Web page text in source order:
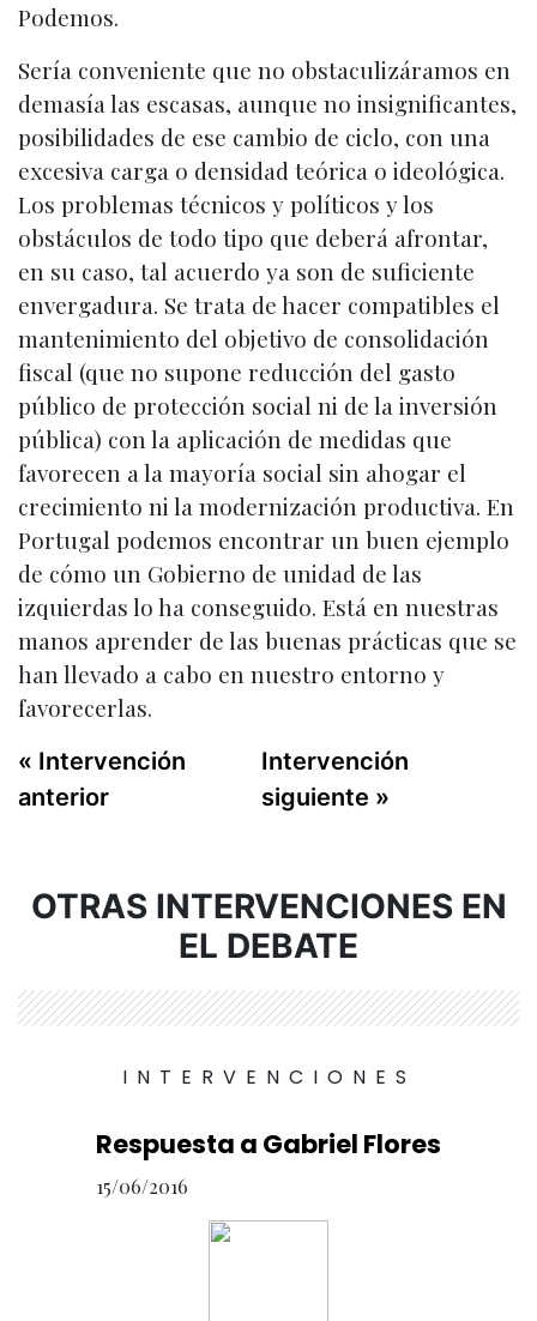
Podemos.
Sería conveniente que no obstaculizáramos en
demasía las escasas, aunque no insignificantes,
posibilidades de ese cambio de ciclo, con una
excesiva carga o densidad teórica o ideológica.
Los problemas técnicos y políticos y los
obstáculos de todo tipo que deberá afrontar,
en su caso, tal acuerdo ya son de suficiente
envergadura. Se trata de hacer compatibles el
mantenimiento del objetivo de consolidación
fiscal (que no supone reducción del gasto
público de protección social ni de la inversión
pública) con la aplicación de medidas que
favorecen a la mayoría social sin ahogar el
crecimiento ni la modernización productiva. En
Portugal podemos encontrar un buen ejemplo
de cómo un Gobierno de unidad de las
izquierdas lo ha conseguido. Está en nuestras
manos aprender de las buenas prácticas que se
han llevado a cabo en nuestro entorno y
favorecerlas.
« Intervención
anterior
Intervención
siguiente »
OTRAS INTERVENCIONES EN
EL DEBATE
INTERVENCIONES
Respuesta a Gabriel Flores
15/06/2016